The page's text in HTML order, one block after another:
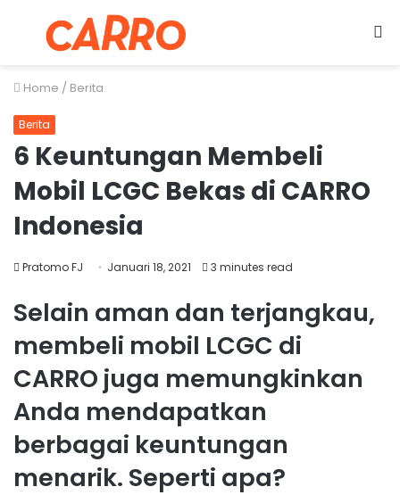
Menu
Home / Berita
Berita
6 Keuntungan Membeli
Mobil LCGC Bekas di CARRO
Indonesia
Pratomo FJ Januari 18, 2021 3 minutes read
Selain aman dan terjangkau,
membeli mobil LCGC di
CARRO juga memungkinkan
Anda mendapatkan
berbagai keuntungan
menarik. Seperti apa?